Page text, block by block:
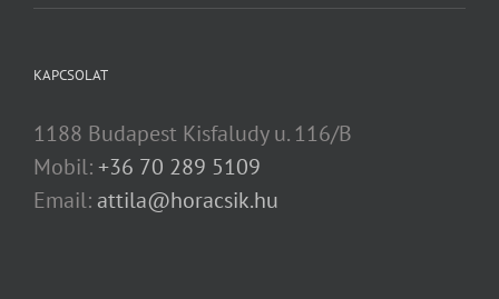
KAPCSOLAT
1188 Budapest Kisfaludy u. 116/B
Mobil:+36 70 289 5109
Email: attila@horacsik.hu